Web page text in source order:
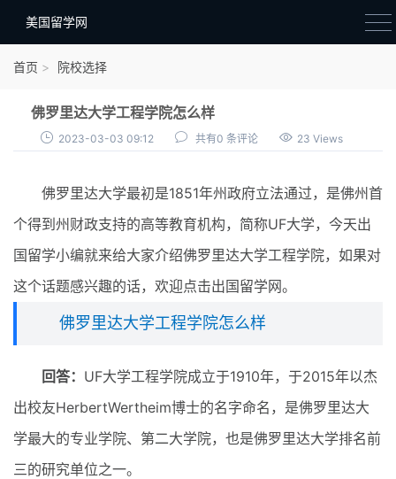
美国留学网
院校选择
材料准备
首页 院校选择
佛罗里达大学工程学院怎么样
2023-03-03 09:12 共有0 条评论 23 Views
佛罗里达大学最初是1851年州政府立法通过，是佛州首
个得到州财政支持的高等教育机构，简称UF大学，今天出
国留学小编就来给大家介绍佛罗里达大学工程学院，如果对
这个话题感兴趣的话，欢迎点击出国留学网。
佛罗里达大学工程学院怎么样
回答： UF大学工程学院成立于1910年，于2015年以杰
出校友HerbertWertheim博士的名字命名，是佛罗里达大
学最大的专业学院、第二大学院，也是佛罗里达大学排名前
三的研究单位之一。